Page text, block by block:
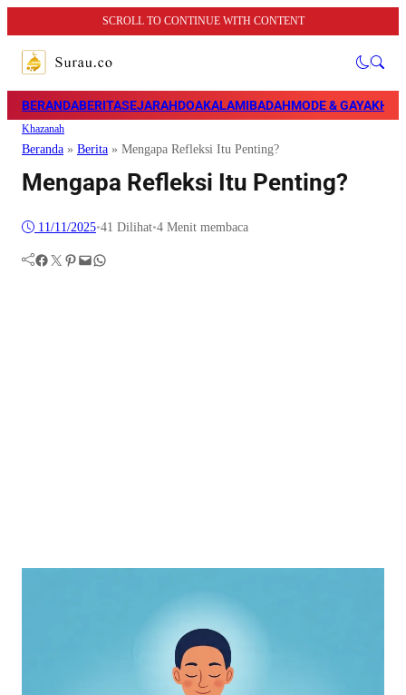
SCROLL TO CONTINUE WITH CONTENT
BERANDABERITASEJARAHDOAKALAMIBADAHMODE & GAYA
Khazanah
Beranda » Berita » Mengapa Refleksi Itu Penting?
Mengapa Refleksi Itu Penting?
11/11/2025•41 Dilihat•4 Menit membaca
Facebook Twitter Pinterest Mail WhatsApp